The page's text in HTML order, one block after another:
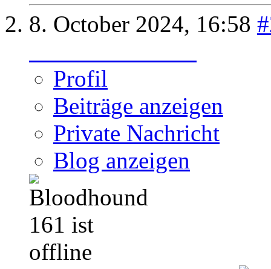
8. October 2024, 16:58
Profil
Beiträge anzeigen
Private Nachricht
Blog anzeigen